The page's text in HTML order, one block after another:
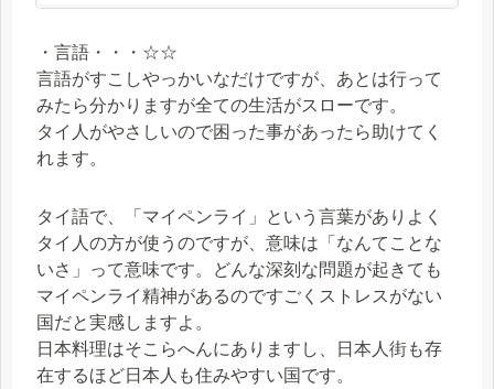
・言語・・・☆☆
言語がすこしやっかいなだけですが、あとは行って
みたら分かりますが全ての生活がスローです。
タイ人がやさしいので困った事があったら助けてく
れます。
タイ語で、「マイペンライ」という言葉がありよく
タイ人の方が使うのですが、意味は「なんてことな
いさ」って意味です。どんな深刻な問題が起きても
マイペンライ精神があるのですごくストレスがない
国だと実感しますよ。
日本料理はそこらへんにありますし、日本人街も存
在するほど日本人も住みやすい国です。